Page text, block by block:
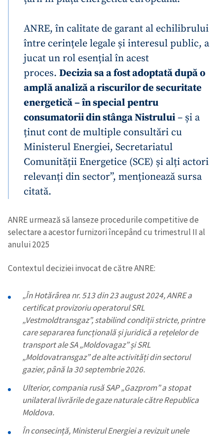
ANRE, în calitate de garant al echilibrului
între cerințele legale și interesul public, a
jucat un rol esențial în acest
proces. Decizia sa a fost adoptată după o
amplă analiză a riscurilor de securitate
energetică – în special pentru
consumatorii din stânga Nistrului– și a
ținut cont de multiple consultări cu
Ministerul Energiei, Secretariatul
Comunității Energetice (SCE) și alți actori
relevanți din sector”, menționează sursa
citată.
ANRE urmează să lanseze procedurile competitive de
selectare a acestor furnizori începând cu trimestrul II al
anului 2025
Contextul deciziei invocat de către ANRE:
„În Hotărârea nr. 513 din 23 august 2024, ANRE a
certificat provizoriu operatorul SRL
„Vestmoldtransgaz”, stabilind condiții stricte, printre
care separarea funcțională și juridică a rețelelor de
transport ale SA „Moldovagaz” și SRL
„Moldovatransgaz” de alte activități din sectorul
gazier, până la 30 septembrie 2026.
Ulterior, compania rusă SAP „Gazprom” a stopat
unilateral livrările de gaze naturale către Republica
Moldova.
În consecință, Ministerul Energiei a revizuit unele